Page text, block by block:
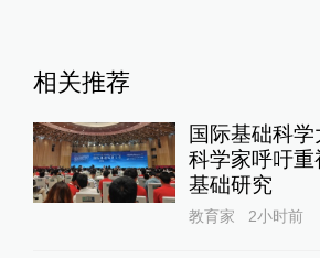
相关推荐
国际基础科
科学家呼吁
基础研究
教育家 2小时前